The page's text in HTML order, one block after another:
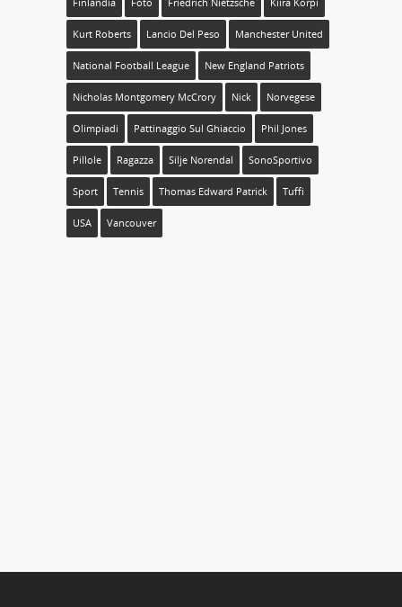
Finlandia Foto Friedrich Nietzsche Kiira Korpi
Kurt Roberts Lancio Del Peso Manchester United
National Football League New England Patriots
Nicholas Montgomery McCrory Nick Norvegese
Olimpiadi Pattinaggio Sul Ghiaccio Phil Jones
Pillole Ragazza Silje Norendal SonoSportivo
Sport Tennis Thomas Edward Patrick Tuffi
USA Vancouver